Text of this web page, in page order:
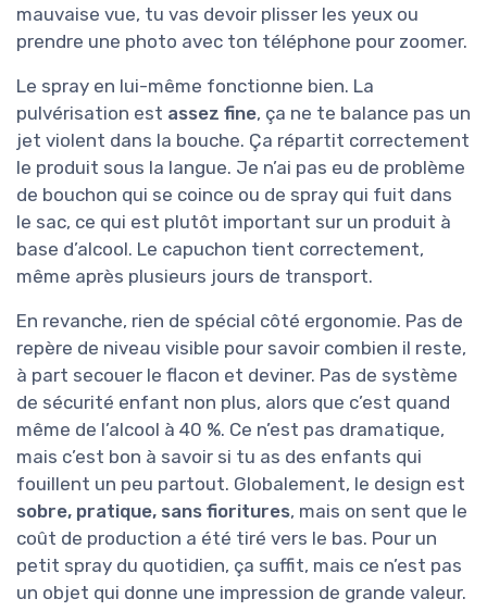
mauvaise vue, tu vas devoir plisser les yeux ou
prendre une photo avec ton téléphone pour zoomer.
Le spray en lui-même fonctionne bien. La
pulvérisation est assez fine, ça ne te balance pas un
jet violent dans la bouche. Ça répartit correctement
le produit sous la langue. Je n’ai pas eu de problème
de bouchon qui se coince ou de spray qui fuit dans
le sac, ce qui est plutôt important sur un produit à
base d’alcool. Le capuchon tient correctement,
même après plusieurs jours de transport.
En revanche, rien de spécial côté ergonomie. Pas de
repère de niveau visible pour savoir combien il reste,
à part secouer le flacon et deviner. Pas de système
de sécurité enfant non plus, alors que c’est quand
même de l’alcool à 40 %. Ce n’est pas dramatique,
mais c’est bon à savoir si tu as des enfants qui
fouillent un peu partout. Globalement, le design est
sobre, pratique, sans fioritures, mais on sent que le
coût de production a été tiré vers le bas. Pour un
petit spray du quotidien, ça suffit, mais ce n’est pas
un objet qui donne une impression de grande valeur.